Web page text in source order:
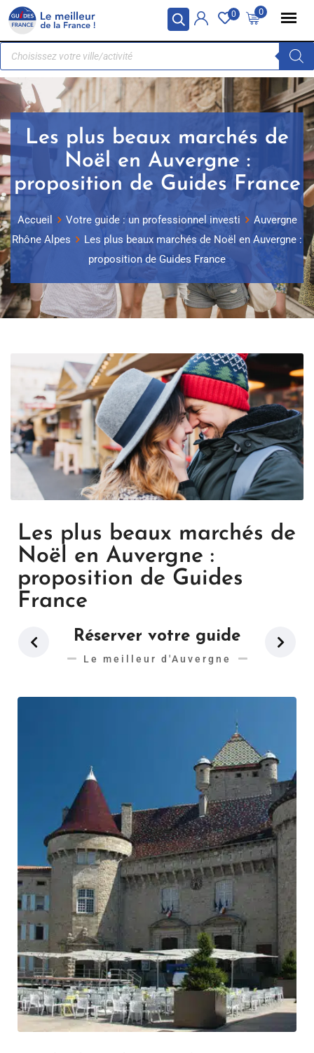
Panneau de gestion des cookies 0
0
Les plus beaux marchés de
Noël en Auvergne :
proposition de Guides France
Accueil Votre guide : un professionnel investi
Auvergne
Rhône Alpes
Les plus beaux marchés de Noël en Auvergne :
proposition de Guides France
Les plus beaux marchés de
Noël en Auvergne :
proposition de Guides
France
Réserver votre guide
Le meilleur d'Auvergne